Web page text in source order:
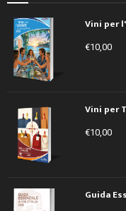
Vini per
€10,00
Vini per
€10,00
Guida